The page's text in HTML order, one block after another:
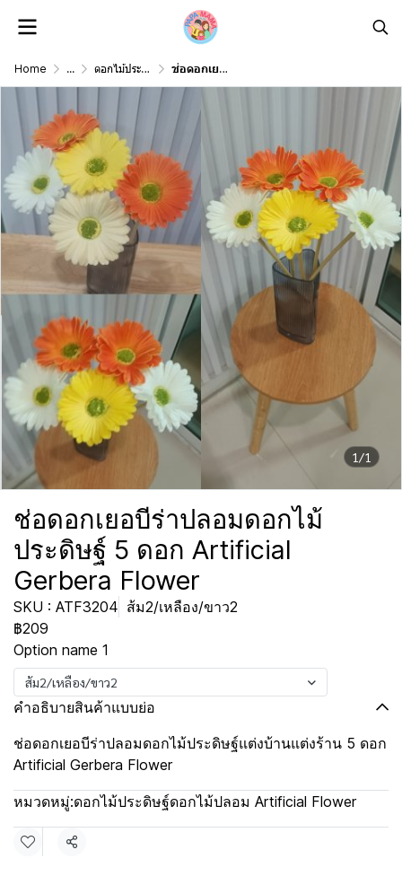
Home ... ดอกไม้ประดิษฐ์ดอกไม้ปลอม Artificial Flower ช่อดอกเยอบีร่าปลอมดอกไม้ประดิษฐ์ 5 ดอก Artificial Gerbera Flower
1/1
ช่อดอกเยอบีร่าปลอมดอกไม้
ประดิษฐ์ 5 ดอก Artificial
Gerbera Flower
SKU : ATF3204 ส้ม2/เหลือง/ขาว2
฿209
Option name 1
ส้ม2/เหลือง/ขาว2
คำอธิบายสินค้าแบบย่อ
ช่อดอกเยอบีร่าปลอมดอกไม้ประดิษฐ์แต่งบ้านแต่งร้าน 5 ดอก
Artificial Gerbera Flower
หมวดหมู่:ดอกไม้ประดิษฐ์ดอกไม้ปลอม Artificial Flower
แชร์